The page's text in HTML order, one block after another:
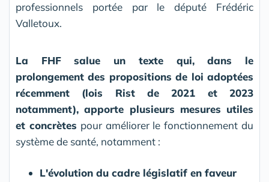
professionnels portée par le député Frédéric
Valletoux.
La FHF salue un texte qui, dans le
prolongement des propositions de loi adoptées
récemment (lois Rist de 2021 et 2023
notamment), apporte plusieurs mesures utiles
et concrètes pour améliorer le fonctionnement du
système de santé, notamment :
L'évolution du cadre législatif en faveur